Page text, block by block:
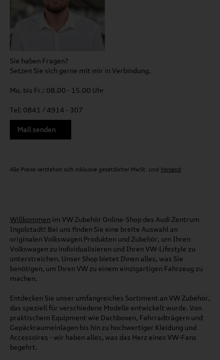
Sie haben Fragen?
Setzen Sie sich gerne mit mir in Verbindung.
Mo. bis Fr.: 08.00 - 15.00 Uhr
Tel: 0841 / 4914 - 307
Mail senden
Alle Preise verstehen sich inklusive gesetzlicher MwSt. und Versand
Willkommen im VW Zubehör Online-Shop des Audi Zentrum
Ingolstadt! Bei uns finden Sie eine breite Auswahl an
originalen Volkswagen Produkten und Zubehör, um Ihren
Volkswagen zu individualisieren und Ihren VW-Lifestyle zu
unterstreichen. Unser Shop bietet Ihnen alles, was Sie
benötigen, um Ihren VW zu einem einzigartigen Fahrzeug zu
machen.
Entdecken Sie unser umfangreiches Sortiment an VW Zubehör,
das speziell für verschiedene Modelle entwickelt wurde. Von
praktischem Equipment wie Dachboxen, Fahrradträgern und
Gepäckraumeinlagen bis hin zu hochwertiger Kleidung und
Accessoires - wir haben alles, was das Herz eines VW-Fans
begehrt.